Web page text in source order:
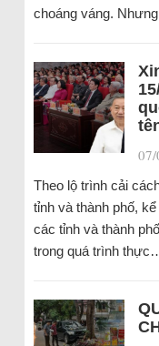
choáng váng.
Theo lộ trình cải
tỉnh và thành phố,
các tỉnh và thành
trong quá trình